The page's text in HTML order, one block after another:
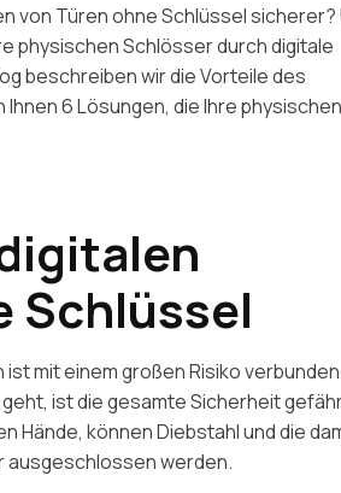
von Türen ohne Schlüssel sicherer?
physischen Schlösser durch digitale
beschreiben wir die Vorteile des
6 Lösungen, die Ihre physischen
Schlüssel
mit einem großen Risiko
ist die gesamte Sicherheit
Hände, können Diebstahl und die
ausgeschlossen werden.